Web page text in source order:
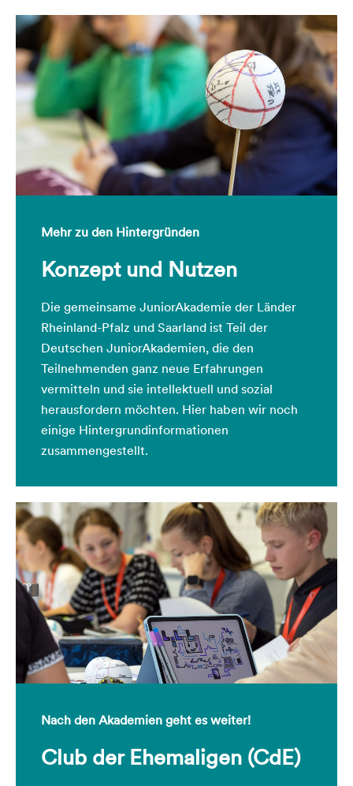
Mehr zu den Hintergründen
Konzept und Nutzen
Die gemeinsame JuniorAkademie der Länder
Rheinland-Pfalz und Saarland ist Teil der
Deutschen JuniorAkademien, die den
Teilnehmenden ganz neue Erfahrungen
vermitteln und sie intellektuell und sozial
herausfordern möchten. Hier haben wir noch
einige Hintergrundinformationen
zusammengestellt.
Nach den Akademien geht es weiter!
Club der Ehemaligen (CdE)